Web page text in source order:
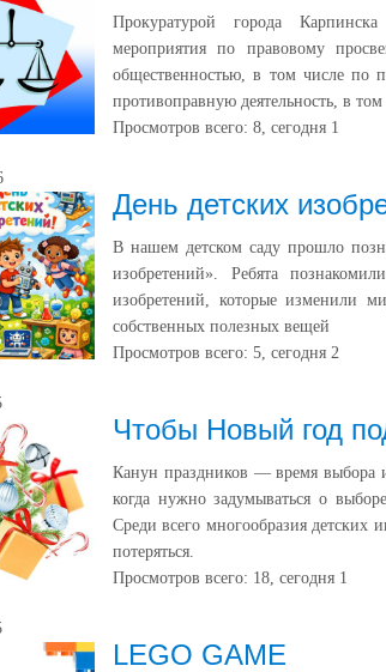
Прокуратурой города
мероприятия по правовому
общественностью, в том числе по
противоправную деятельность, в том
Просмотров всего: 8, сегодня 1
День детских
В нашем детском саду прошло
изобретений». Ребята
изобретений, которые изменили
собственных полезных вещей
Просмотров всего: 5, сегодня 2
Чтобы Новый год
Канун праздников — время выбора
когда нужно задумываться о
Среди всего многообразия
потеряться.
Просмотров всего: 18, сегодня 1
LEGO GAME